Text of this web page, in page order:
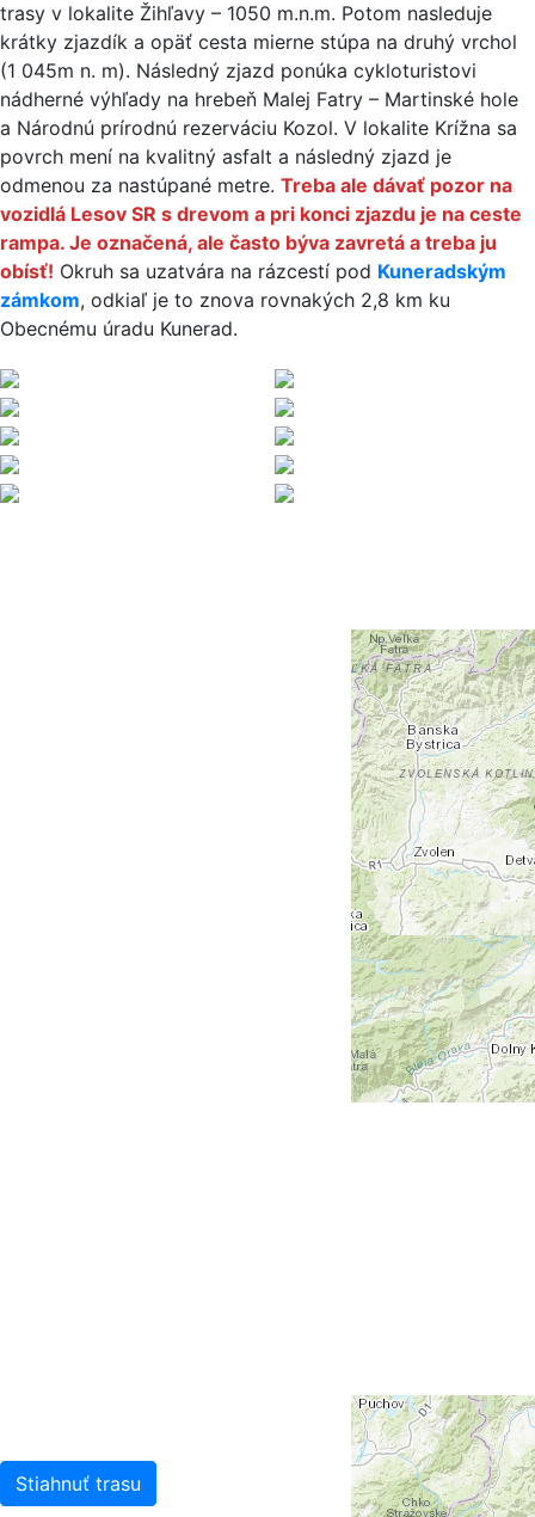
trasy v lokalite Žihľavy – 1050 m.n.m. Potom nasleduje
krátky zjazdík a opäť cesta mierne stúpa na druhý vrchol
(1 045m n. m). Následný zjazd ponúka cykloturistovi
nádherné výhľady na hrebeň Malej Fatry – Martinské hole
a Národnú prírodnú rezerváciu Kozol. V lokalite Krížna sa
povrch mení na kvalitný asfalt a následný zjazd je
odmenou za nastúpané metre. Treba ale dávať pozor na
vozidlá Lesov SR s drevom a pri konci zjazdu je na ceste
rampa. Je označená, ale často býva zavretá a treba ju
obísť! Okruh sa uzatvára na rázcestí pod Kuneradským
zámkom, odkiaľ je to znova rovnakých 2,8 km ku
Obecnému úradu Kunerad.
Stiahnuť trasu